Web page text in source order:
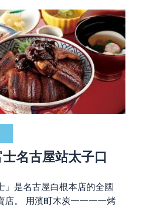
名古屋站太子口
」是名古屋白根本店的全國
店。 用濱町木炭一一一一烤